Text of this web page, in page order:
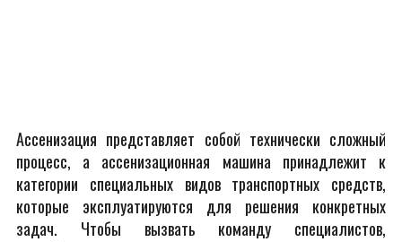
Ассенизация представляет собой технически сложный
процесс, а ассенизационная машина принадлежит к
категории специальных видов транспортных средств,
которые эксплуатируются для решения конкретных
задач. Чтобы вызвать команду специалистов,